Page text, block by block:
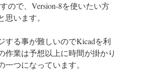
ので、Version-8を使いたい方
います。
する事が難しいのでKicadを利
作業は予想以上に時間が掛かり
つになっています。